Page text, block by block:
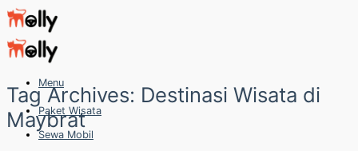
Skip
to
content
Menu
Paket Wisata
Sewa Mobil
Tag Archives: Destinasi Wisata di
Maybrat